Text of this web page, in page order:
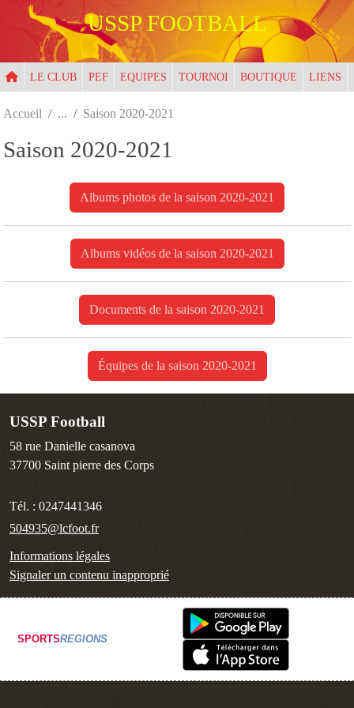
USSP FOOTBALL
LE CLUB PEF EQUIPES TOURNOI BOUTIQUE LIENS
Accueil Saison 2020-2021
Saison 2020-2021
Albums photos de la saison 2020-2021
Albums vidéos de la saison 2020-2021
Documents de la saison 2020-2021
Équipes de la saison 2020-2021
USSP Football
58 rue Danielle casanova
37700 Saint pierre des Corps
Tél. : 0247441346
504935@lcfoot.fr
Informations légales
Signaler un contenu inapproprié
SPORTSREGIONS
Panneau de gestion des cookies